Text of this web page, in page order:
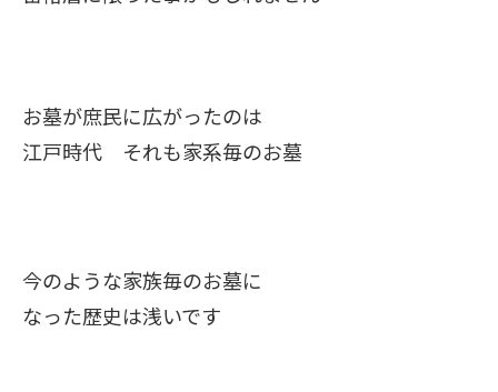
お墓が庶民に広がったのは
江戸時代 それも家系毎のお墓
今のような家族毎のお墓に
なった歴史は浅いです